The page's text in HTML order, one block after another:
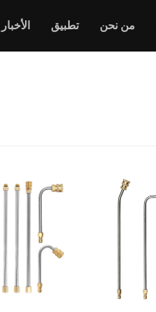
من نحن تطبيق الأخبار